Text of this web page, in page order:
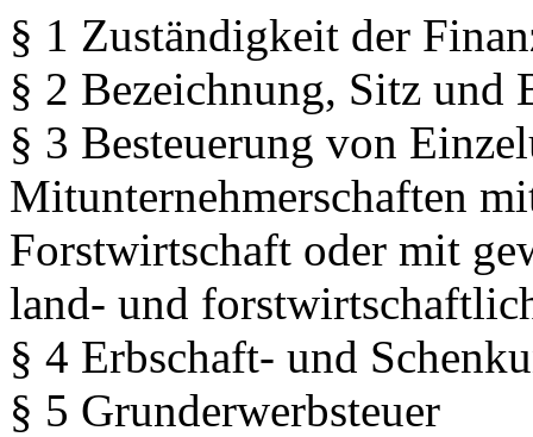
§ 1 Zuständigkeit der
§ 2 Bezeichnung, Sitz und
§ 3 Besteuerung von
Mitunternehmerschaften
Forstwirtschaft oder mit
land- und
§ 4 Erbschaft- und
§ 5 Grunderwerbsteuer